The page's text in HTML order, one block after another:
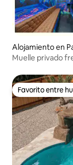
Alojamiento en
Muelle privado
Favorito entre
Favorito entre